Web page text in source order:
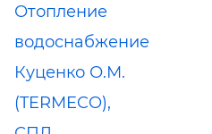
Отопление
водоснабжение
Куценко О.М.
(TERMECO),